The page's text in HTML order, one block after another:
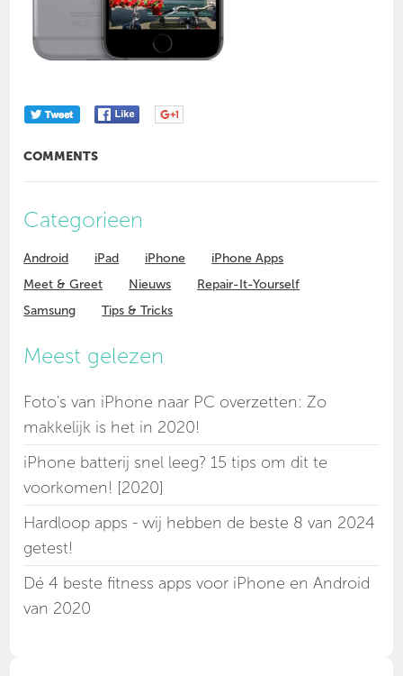
COMMENTS
Categorieen
Android iPad iPhone
iPhone Apps
Meet & Greet
Nieuws
Repair-It-Yourself
Samsung
Tips & Tricks
Meest gelezen
Foto's van iPhone naar PC overzetten: Zo
makkelijk is het in 2020!
iPhone batterij snel leeg? 15 tips om dit te
voorkomen! [2020]
Hardloop apps - wij hebben de beste 8 van 2024
getest!
Dé 4 beste fitness apps voor iPhone en Android
van 2020